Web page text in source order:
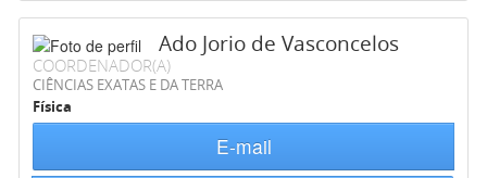
Ado Jorio de Vasconcelos
COORDENADOR(A)
CIÊNCIAS EXATAS E DA TERRA
Física
E-mail